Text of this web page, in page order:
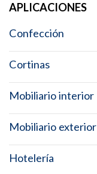
APLICACIONES
Confección
Cortinas
Mobiliario interior
Mobiliario exterior
Hotelería